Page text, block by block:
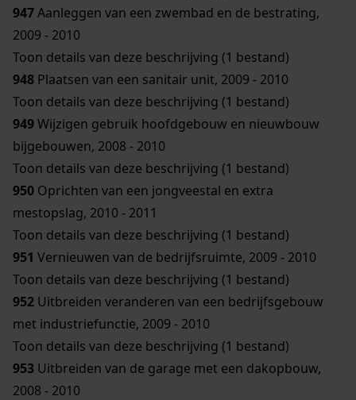
947Aanleggen van een zwembad en de bestrating,
2009 - 2010
Toon details van deze beschrijving (1 bestand)
948 Plaatsen van een sanitair unit, 2009 - 2010
Toon details van deze beschrijving (1 bestand)
949Wijzigen gebruik hoofdgebouw en nieuwbouw
bijgebouwen, 2008 - 2010
Toon details van deze beschrijving (1 bestand)
950 Oprichten van een jongveestal en extra
mestopslag, 2010 - 2011
Toon details van deze beschrijving (1 bestand)
951 Vernieuwen van de bedrijfsruimte, 2009 - 2010
Toon details van deze beschrijving (1 bestand)
952 Uitbreiden veranderen van een bedrijfsgebouw
met industriefunctie, 2009 - 2010
Toon details van deze beschrijving (1 bestand)
953 Uitbreiden van de garage met een dakopbouw,
2008 - 2010